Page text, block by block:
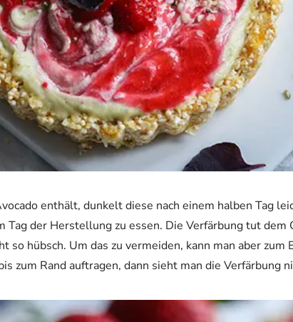
enthält, dunkelt diese nach einem halben Tag
Tag der Herstellung zu essen. Die Verfärbung tut dem
so hübsch. Um das zu vermeiden, kann man aber zum
zum Rand auftragen, dann sieht man die Verfärbung